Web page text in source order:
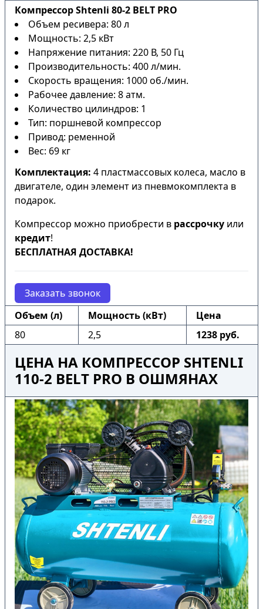
Компрессор Shtenli 80-2 BELT PRO
Объем ресивера: 80 л
Мощность: 2,5 кВт
Напряжение питания: 220 В, 50 Гц
Производительность: 400 л/мин.
Скорость вращения: 1000 об./мин.
Рабочее давление: 8 атм.
Количество цилиндров: 1
Тип: поршневой компрессор
Привод: ременной
Вес: 69 кг
Комплектация: 4 пластмассовых колеса, масло в
двигателе, один элемент из пневмокомплекта в
подарок.
Компрессор можно приобрести в рассрочку или
кредит!
БЕСПЛАТНАЯ ДОСТАВКА!
Заказать звонок
Объем (л)
Мощность (кВт)
Цена
80
2,5 1238 руб.
ЦЕНА НА КОМПРЕССОР SHTENLI
110-2 BELT PRO В ОШМЯНАХ